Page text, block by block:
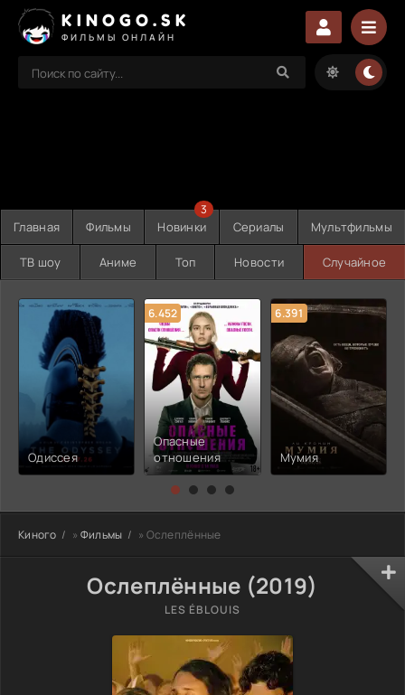
KINOGO.SK
ФИЛЬМЫ ОНЛАЙН
Главная Фильмы Новинки
3
Сериалы Мультфильмы
ТВ шоу Аниме Топ Новости Случайное
Одиссея
6.452
Опасные
отношения
6.391
Мумия
Киного » Фильмы » Ослеплённые
Ослеплённые (2019)
LES ÉBLOUIS